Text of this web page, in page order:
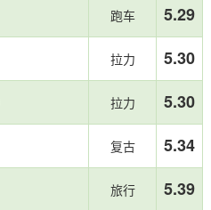
跑车 5.29
拉力 5.30
拉力 5.30
复古 5.34
旅行 5.39